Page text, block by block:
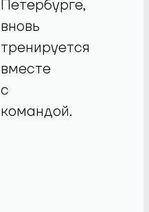
Петербурге,
вновь
тренируется
вместе
с
командой.